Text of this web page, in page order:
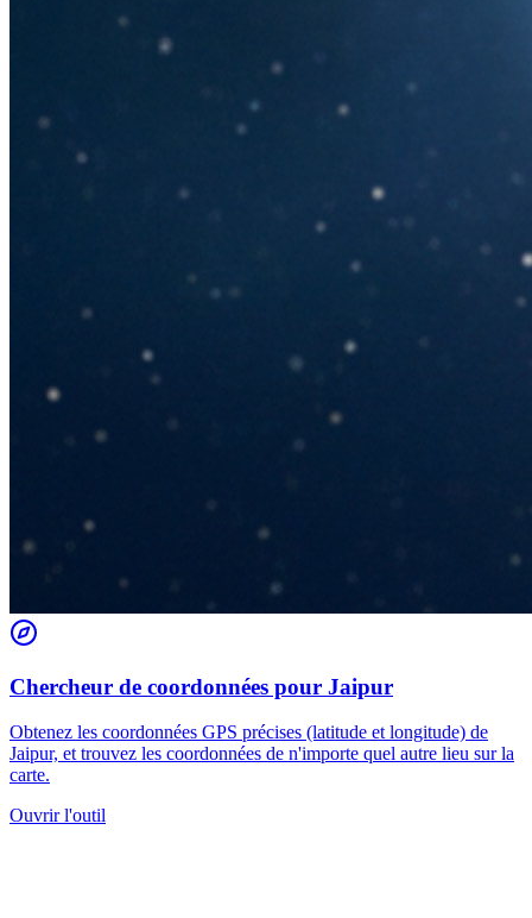
Chercheur de coordonnées pour Jaipur
Obtenez les coordonnées GPS précises (latitude et longitude) de
Jaipur, et trouvez les coordonnées de n'importe quel autre lieu sur la
carte.
Ouvrir l'outil